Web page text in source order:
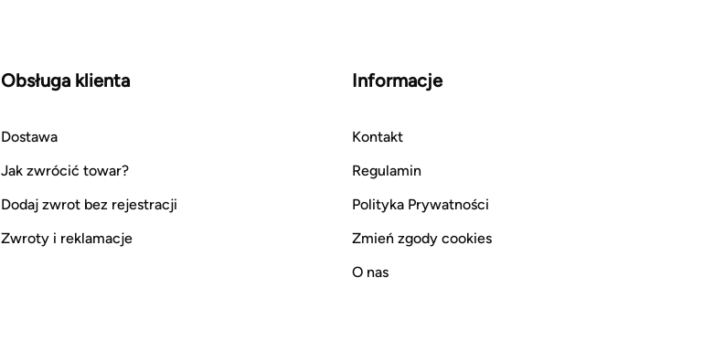
Obsługa klienta
Dostawa
Jak zwrócić towar?
Dodaj zwrot bez rejestracji
Zwroty i reklamacje
Informacje
Kontakt
Regulamin
Polityka Prywatności
Zmień zgody cookies
O nas